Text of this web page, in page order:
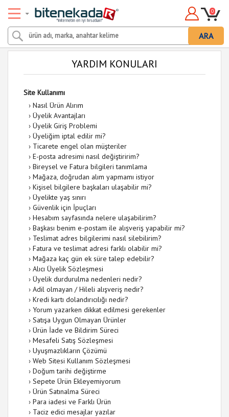
ARA
0
YARDIM KONULARI
Site Kullanımı
› Nasıl Ürün Alırım
› Üyelik Avantajları
› Üyelik Giriş Problemi
› Üyeliğim iptal edilir mi?
› Ticarete engel olan müşteriler
› E-posta adresimi nasıl değiştiririm?
› Bireysel ve Fatura bilgileri tanımlama
› Mağaza, doğrudan alım yapmamı istiyor
› Kişisel bilgilere başkaları ulaşabilir mi?
› Üyelikte yaş sınırı
› Güvenlik için İpuçları
› Hesabım sayfasında nelere ulaşabilirim?
› Başkası benim e-postam ile alışveriş yapabilir mi?
› Teslimat adres bilgilerimi nasıl silebilirim?
› Fatura ve teslimat adresi farklı olabilir mi?
› Mağaza kaç gün ek süre talep edebilir?
› Alıcı Üyelik Sözleşmesi
› Üyelik durdurulma nedenleri nedir?
› Adil olmayan / Hileli alışveriş nedir?
› Kredi kartı dolandırıcılığı nedir?
› Yorum yazarken dikkat edilmesi gerekenler
› Satışa Uygun Olmayan Ürünler
› Ürün İade ve Bildirim Süreci
› Mesafeli Satış Sözleşmesi
› Uyuşmazlıkların Çözümü
› Web Sitesi Kullanım Sözleşmesi
› Doğum tarihi değiştirme
› Sepete Ürün Ekleyemiyorum
› Ürün Satınalma Süreci
› Para iadesi ve Farklı Ürün
› Taciz edici mesajlar yazılar